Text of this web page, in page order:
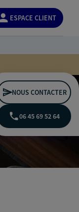
ESPACE CLIENT
NOUS CONTACTER
06 45 69 52 64